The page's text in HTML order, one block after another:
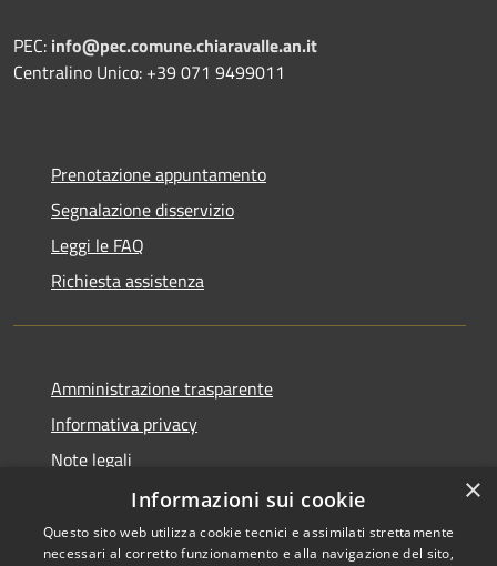
PEC: info@pec.comune.chiaravalle.an.it
Centralino Unico: +39 071 9499011
Prenotazione appuntamento
Segnalazione disservizio
Leggi le FAQ
Richiesta assistenza
Amministrazione trasparente
Informativa privacy
Note legali
Dichiarazione di accessibilità
×
Informazioni sui cookie
Questo sito web utilizza cookie tecnici e assimilati strettamente
necessari al corretto funzionamento e alla navigazione del sito,